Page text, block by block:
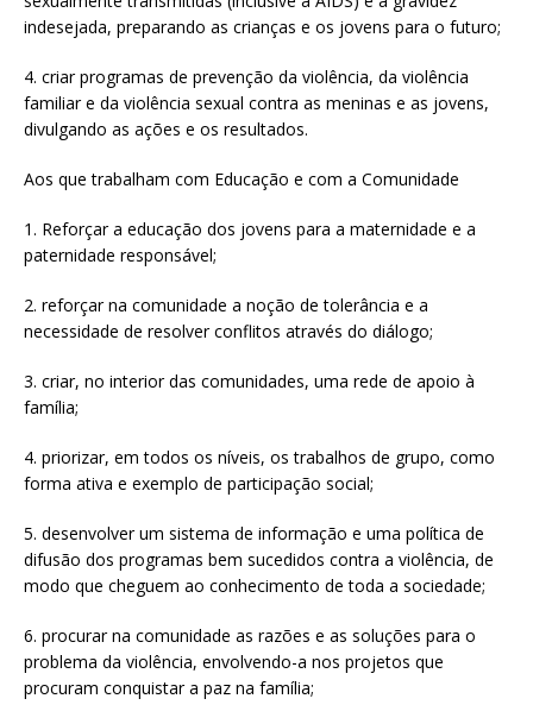
indesejada, preparando as crianças e os jovens para o futuro;
4. criar programas de prevenção da violência, da violência
familiar e da violência sexual contra as meninas e as jovens,
divulgando as ações e os resultados.
Aos que trabalham com Educação e com a Comunidade
1. Reforçar a educação dos jovens para a maternidade e a
paternidade responsável;
2. reforçar na comunidade a noção de tolerância e a
necessidade de resolver conflitos através do diálogo;
3. criar, no interior das comunidades, uma rede de apoio à
família;
4. priorizar, em todos os níveis, os trabalhos de grupo, como
forma ativa e exemplo de participação social;
5. desenvolver um sistema de informação e uma política de
difusão dos programas bem sucedidos contra a violência, de
modo que cheguem ao conhecimento de toda a sociedade;
6. procurar na comunidade as razões e as soluções para o
problema da violência, envolvendo-a nos projetos que
procuram conquistar a paz na família;